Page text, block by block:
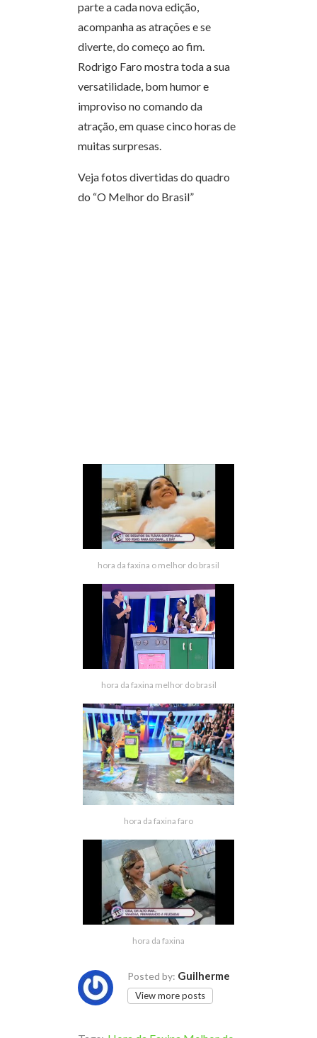
parte a cada nova edição,
acompanha as atrações e se
diverte, do começo ao fim.
Rodrigo Faro mostra toda a sua
versatilidade, bom humor e
improviso no comando da
atração, em quase cinco horas de
muitas surpresas.
Veja fotos divertidas do quadro
do “O Melhor do Brasil”
hora da faxina o melhor do brasil
hora da faxina melhor do brasil
hora da faxina faro
hora da faxina
Posted by: Guilherme
View more posts